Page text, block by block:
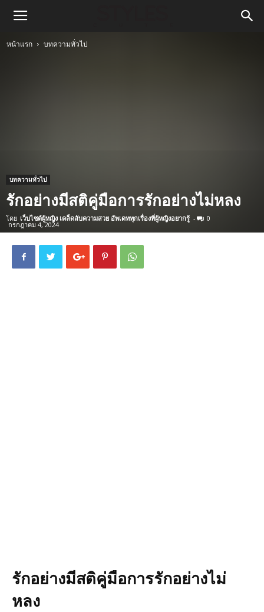
หน้าแรก บทความทั่วไป
บทความทั่วไป
รักอย่างมีสติคู่มือการรักอย่างไม่หลง
โดย เว็บไซต์ผู้หญิง เคล็ดลับความสวย อัพเดททุกเรื่องที่ผู้หญิงอยากรู้ -
กรกฎาคม 4, 2024
0
รักอย่างมีสติคู่มือการรักอย่างไม่
หลง